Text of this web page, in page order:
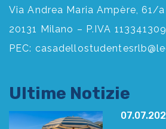
Via Andrea Maria Ampère, 61/a
20131 Milano – P.IVA
PEC:
Ultime Notizie